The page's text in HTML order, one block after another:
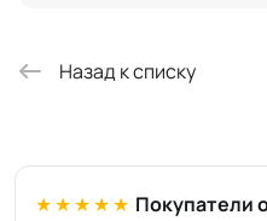
Назад к списку
★★★★★ Покупатели